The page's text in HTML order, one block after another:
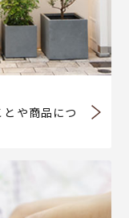
や商品につ